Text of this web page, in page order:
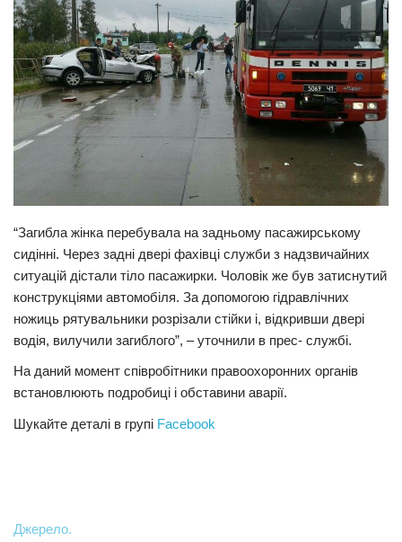
“Загибла жінка перебувала на задньому пасажирському
сидінні. Через задні двері фахівці служби з надзвичайних
ситуацій дістали тіло пасажирки. Чоловік же був затиснутий
конструкціями автомобіля. За допомогою гідравлічних
ножиць рятувальники розрізали стійки і, відкривши двері
водія, вилучили загиблого”, – уточнили в прес- службі.
На даний момент співробітники правоохоронних органів
встановлюють подробиці і обставини аварії.
Шукайте деталі в групі Facebook
Джерело.